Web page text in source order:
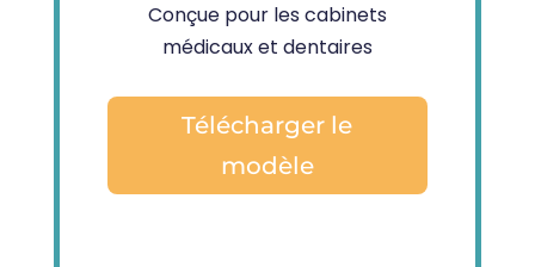
Conçue pour les cabinets
médicaux et dentaires
Télécharger le
modèle